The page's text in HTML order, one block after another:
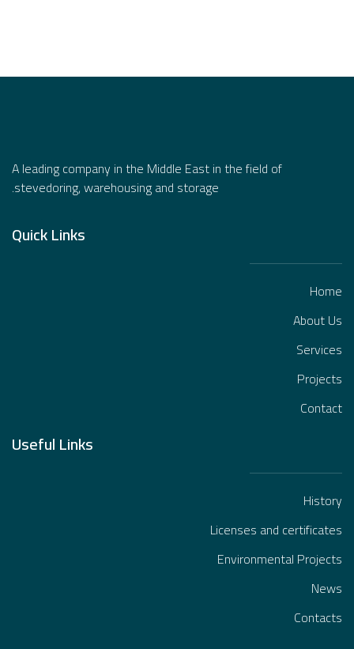
A leading company in the Middle East in the field of
stevedoring, warehousing and storage.
Quick Links
Home
About Us
Services
Projects
Contact
Useful Links
History
Licenses and certificates
Environmental Projects
News
Contacts